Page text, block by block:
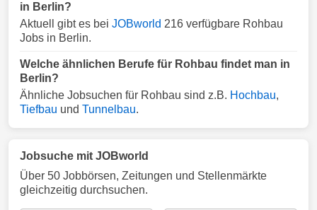
in Berlin?
Aktuell gibt es bei JOBworld 216 verfügbare Rohbau
Jobs in Berlin.
Welche ähnlichen Berufe für Rohbau findet man in
Berlin?
Ähnliche Jobsuchen für Rohbau sind z.B. Hochbau,
Tiefbau und Tunnelbau.
Jobsuche mit JOBworld
Über 50 Jobbörsen, Zeitungen und Stellenmärkte
gleichzeitig durchsuchen.